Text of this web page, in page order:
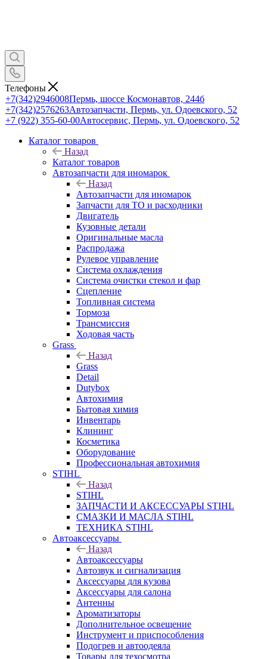
Телефоны
+7(342)2946008Пермь, шоссе Космонавтов, 244б
+7(342)2576263Автозапчасти, Пермь, ул. Одоевского, 52
+7 (922) 355-60-00Автосервис, Пермь, ул. Одоевского, 52
Каталог товаров
Назад
Каталог товаров
Автозапчасти для иномарок
Назад
Автозапчасти для иномарок
Запчасти для ТО и расходники
Двигатель
Кузовные детали
Оригинальные масла
Распродажа
Рулевое управление
Система охлаждения
Система очистки стекол и фар
Сцепление
Топливная система
Тормоза
Трансмиссия
Ходовая часть
Grass
Назад
Grass
Detail
Dutybox
Автохимия
Бытовая химия
Инвентарь
Клининг
Косметика
Оборудование
Профессиональная автохимия
STIHL
Назад
STIHL
ЗАПЧАСТИ И АКСЕССУАРЫ STIHL
СМАЗКИ И МАСЛА STIHL
ТЕХНИКА STIHL
Автоаксессуары
Назад
Автоаксессуары
Автозвук и сигнализация
Аксессуары для кузова
Аксессуары для салона
Антенны
Ароматизаторы
Дополнительное освещение
Инструмент и приспособления
Подогрев и автоодеяла
Товары для техосмотра